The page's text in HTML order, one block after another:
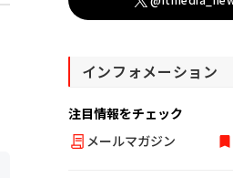
インフォメーション
注目情報をチェック
メールマガジン